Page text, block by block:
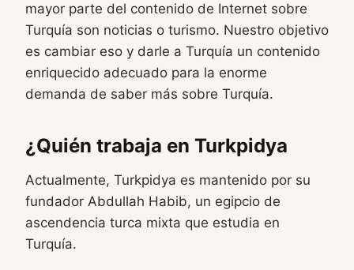
mayor parte del contenido de Internet sobre
Turquía son noticias o turismo. Nuestro objetivo
es cambiar eso y darle a Turquía un contenido
enriquecido adecuado para la enorme
demanda de saber más sobre Turquía.
¿Quién trabaja en Turkpidya
Actualmente, Turkpidya es mantenido por su
fundador Abdullah Habib, un egipcio de
ascendencia turca mixta que estudia en
Turquía.